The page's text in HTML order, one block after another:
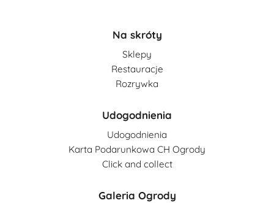
Na skróty
Sklepy
Restauracje
Rozrywka
Udogodnienia
Udogodnienia
Karta Podarunkowa CH Ogrody
Click and collect
Galeria Ogrody